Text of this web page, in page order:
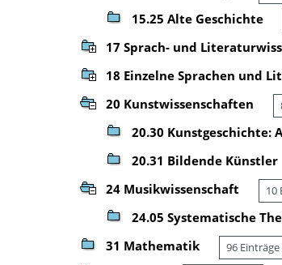
15.25 Alte Geschichte
17 Sprach- und
18 Einzelne Sprachen und
20 Kunstwissenschaften
20.30 Kunstgeschichte:
20.31 Bildende Künstler
24 Musikwissenschaft 10
24.05 Systematische
31 Mathematik 96 Einträge